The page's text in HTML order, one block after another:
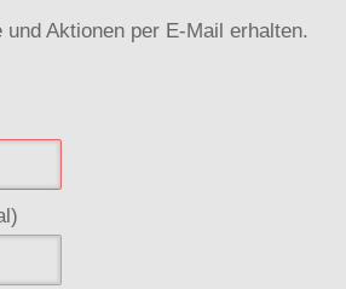
und Aktionen per E-Mail erhalten.